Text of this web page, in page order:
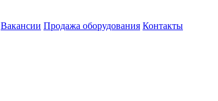
Вакансии Продажа оборудования Контакты